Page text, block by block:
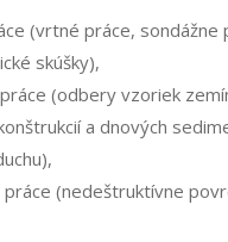
(vrtné práce, sondážne
skúšky),
(odbery vzoriek
a dnových
práce (nedeštruktívne